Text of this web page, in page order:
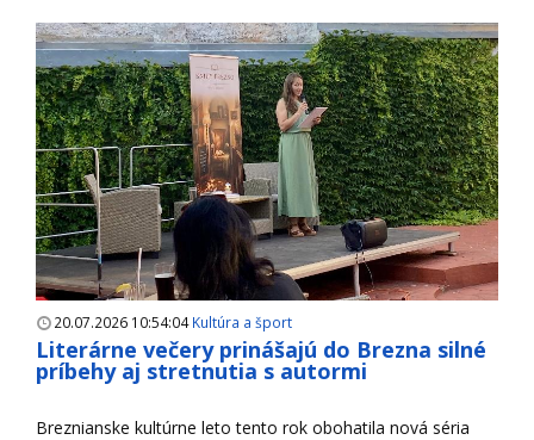
20.07.2026 10:54:04Kultúra a šport
Literárne večery prinášajú do Brezna silné
príbehy aj stretnutia s autormi
Breznianske kultúrne leto tento rok obohatila nová séria